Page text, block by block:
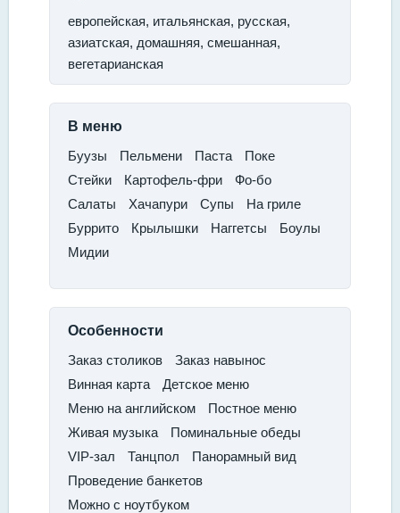
европейская, итальянская, русская,
азиатская, домашняя, смешанная,
вегетарианская
В меню
​Буузы​
Пельмени​ Паста​
Поке
​Стейки​
Картофель-фри
​Фо-бо
​Салаты
​Хачапури ​Супы
​На гриле​
Буррито
​Крылышки ​Наггетсы​
Боулы​
Мидии
Особенности
Заказ столиков​
Заказ навынос
​Винная карта
​Детское меню
​Меню на английском
​Постное меню​
Живая музыка​
Поминальные обеды
​VIP-зал
​Танцпол
​Панорамный вид
​Проведение банкетов​
Можно с ноутбуком